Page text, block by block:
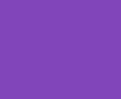
日繼續學校一日